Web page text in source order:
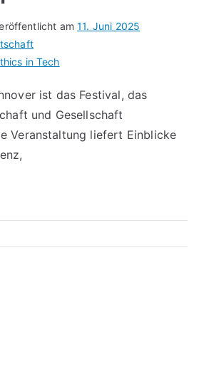
am11. Juni 2025
in Tech
ist das Festival, das
und Gesellschaft
Veranstaltung liefert Einblicke